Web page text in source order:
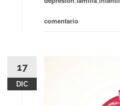
comentario
17
DIC